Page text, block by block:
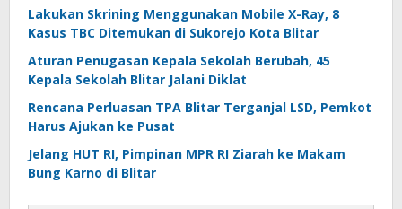
Lakukan Skrining Menggunakan Mobile X-Ray, 8
Kasus TBC Ditemukan di Sukorejo Kota Blitar
Aturan Penugasan Kepala Sekolah Berubah, 45
Kepala Sekolah Blitar Jalani Diklat
Rencana Perluasan TPA Blitar Terganjal LSD, Pemkot
Harus Ajukan ke Pusat
Jelang HUT RI, Pimpinan MPR RI Ziarah ke Makam
Bung Karno di Blitar